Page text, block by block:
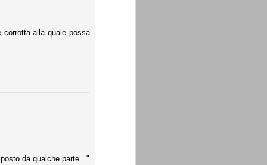
corrotta alla quale possa
da qualche parte..."